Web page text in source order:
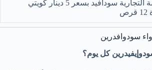
العلامة التجارية سودافيد بسعر 5 دينار كويتي
سودوافدرين
كل يوم؟